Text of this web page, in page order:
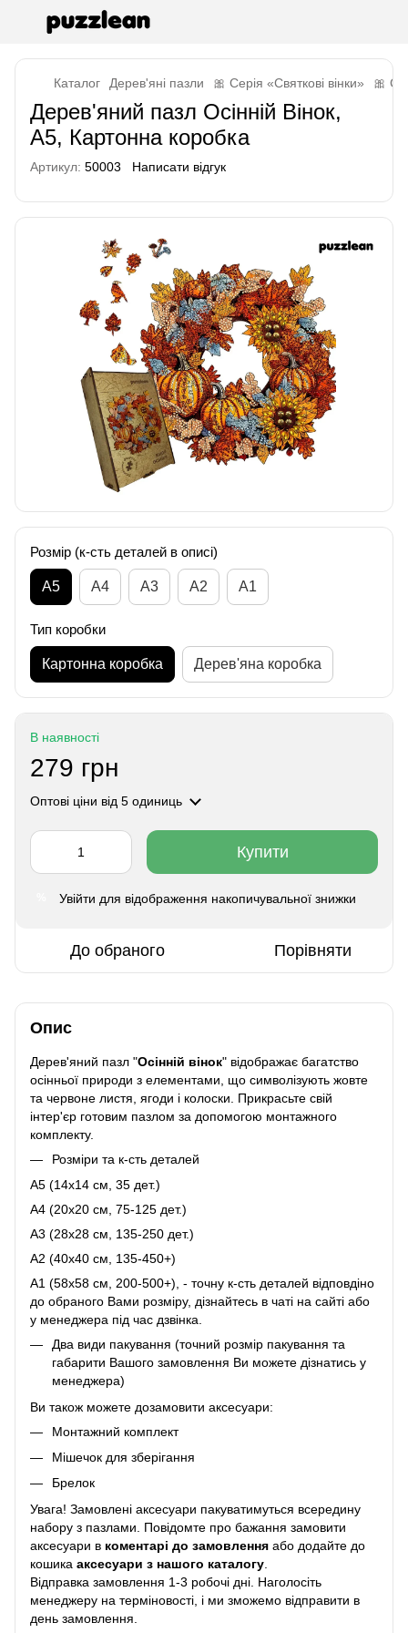
Каталог Дерев'яні пазли 🎀 Серія «Святкові вінки» 🎀
Дерев'яний пазл Осінній Вінок,
А5, Картонна коробка
Артикул: 50003 Написати відгук
Розмір (к-сть деталей в описі)
А5 А4 A3 A2 A1
Тип коробки
Картонна коробка Дерев'яна коробка
В наявності
279 грн
Оптові ціни від 5 одиниць
Купити
Увійти для відображення накопичувальної знижки
До обраного Порівняти
Опис
Дерев'яний пазл "Осінній вінок" відображає багатство
осінньої природи з елементами, що символізують жовте
та червоне листя, ягоди і колоски. Прикрасьте свій
інтер'єр готовим пазлом за допомогою монтажного
комплекту.
Розміри та к-сть деталей
A5 (14х14 см, 35 дет.)
A4 (20x20 см, 75-125 дет.)
A3 (28х28 см, 135-250 дет.)
A2 (40х40 см, 135-450+)
A1 (58х58 см, 200-500+), - точну к-сть деталей відповдіно
до обраного Вами розміру, дізнайтесь в чаті на сайті або
у менеджера під час дзвінка.
Два види пакування (точний розмір пакування та
габарити Вашого замовлення Ви можете дізнатись у
менеджера)
Ви також можете дозамовити аксесуари:
Монтажний комплект
Мішечок для зберігання
Брелок
Увага! Замовлені аксесуари пакуватимуться всередину
набору з пазлами. Повідомте про бажання замовити
аксесуари в коментарі до замовлення або додайте до
кошика аксесуари з нашого каталогу
Відправка замовлення 1-3 робочі дні. Наголосіть
менеджеру на терміновості, і ми зможемо відправити в
день замовлення.